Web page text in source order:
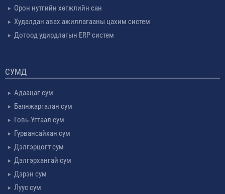
Орон нутгийн хөгжлийн сан
Худалдан авах ажиллагааны цахим систем
Дотоод удирдлагын ERP систем
СУМД
Адаацаг сум
Баянжаргалан сум
Говь-Угтаал сум
Гурвансайхан сум
Дэлгэрцогт сум
Дэлгэрхангай сум
Дэрэн сум
Луус сум